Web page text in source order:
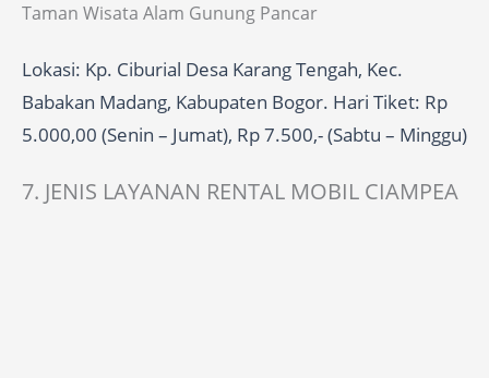
Taman Wisata Alam Gunung Pancar
Lokasi: Kp. Ciburial Desa Karang Tengah, Kec.
Babakan Madang, Kabupaten Bogor. Hari Tiket: Rp
5.000,00 (Senin – Jumat), Rp 7.500,- (Sabtu – Minggu)
7. JENIS LAYANAN RENTAL MOBIL CIAMPEA